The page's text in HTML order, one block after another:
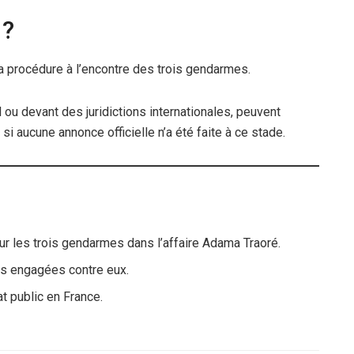
à l’encontre des trois gendarmes.
devant des juridictions internationales, peuvent
aucune annonce officielle n’a été faite à ce stade.
les trois gendarmes dans l’affaire Adama Traoré.
engagées contre eux.
public en France.